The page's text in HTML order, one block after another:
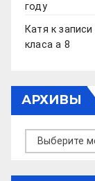
году
Катя к записи
класа а 8
АРХИВЫ
Архивы